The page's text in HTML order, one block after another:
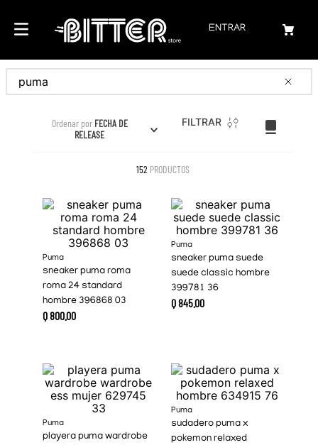
ENTRAR
Buscar
Ordenar por FECHA DE
RELEASE
FILTRAR
152 PRODUCTOS
Puma
sneaker puma roma
roma 24 standard
hombre 396868 03
Q800.00
Puma
sneaker puma suede
suede classic hombre
399781 36
Q845.00
Puma
playera puma wardrobe
Puma
sudadero puma x
pokemon relaxed